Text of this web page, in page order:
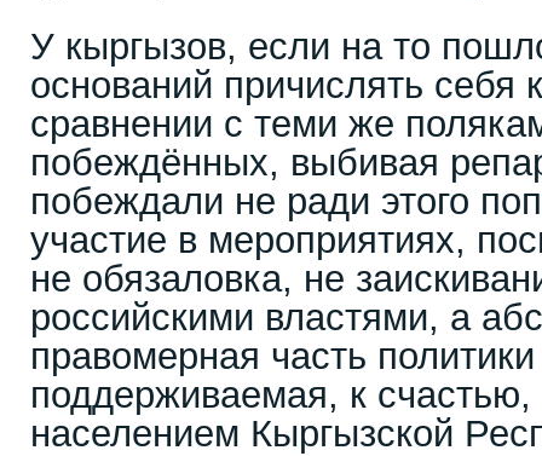
У кыргызов, если на то
оснований причислять себя
сравнении с теми же
побеждённых, выбивая
побеждали не ради этого
участие в мероприятиях,
не обязаловка, не
российскими властями, а
правомерная часть
поддерживаемая, к
населением Кыргызской